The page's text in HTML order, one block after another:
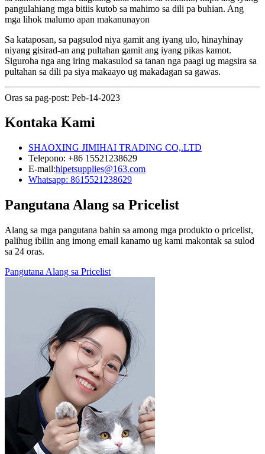
pangulahiang mga bitiis kutob sa mahimo sa dili pa buhian. Ang
mga lihok malumo apan makanunayon
Sa kataposan, sa pagsulod niya gamit ang iyang ulo, hinayhinay
niyang gisirad-an ang pultahan gamit ang iyang pikas kamot.
Siguroha nga ang iring makasulod sa tanan nga paagi ug magsira sa
pultahan sa dili pa siya makaayo ug makadagan sa gawas.
Oras sa pag-post: Peb-14-2023
Kontaka Kami
SHAOXING JIMIHAI TRADING CO,.LTD
Telepono: +86 15521238629
E-mail:hipetsupplies@163.com
Whatsapp: 8615521238629
Pangutana Alang sa Pricelist
Alang sa mga pangutana bahin sa among mga produkto o pricelist,
palihug ibilin ang imong email kanamo ug kami makontak sa sulod
sa 24 oras.
Pangutana Alang sa Pricelist